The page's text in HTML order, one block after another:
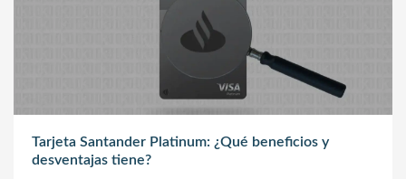
Tarjeta Santander Platinum: ¿Qué beneficios y
desventajas tiene?